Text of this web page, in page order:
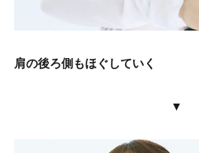
肩の後ろ側もほぐしていく
▼